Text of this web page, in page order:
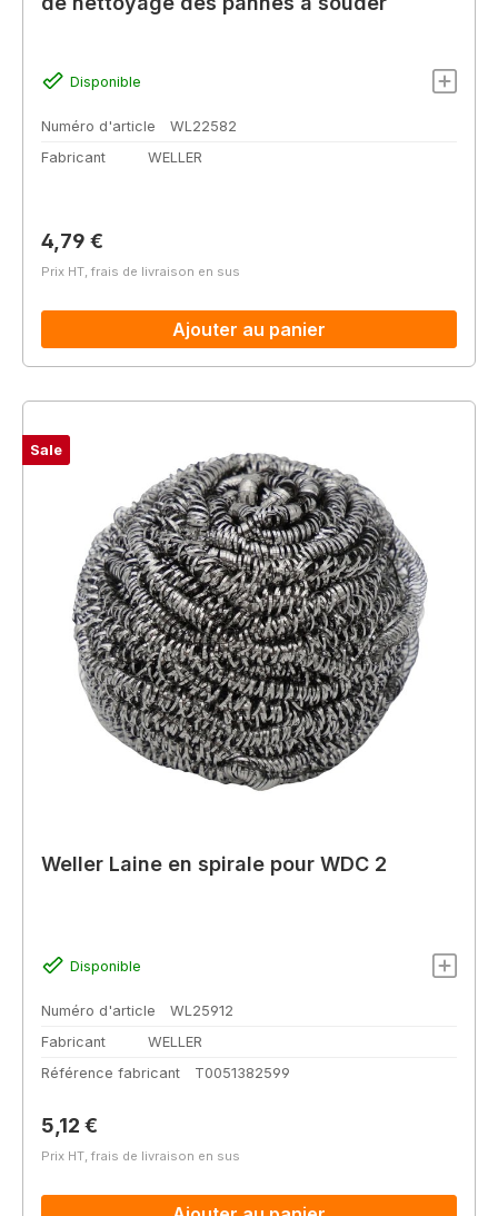
Disponible
Numéro d'article
WL22582
Fabricant
WELLER
Prix régulier :
4,79 €
Prix HT, frais de livraison en sus
Ajouter au panier
Sale
Weller Laine en spirale pour WDC 2
Disponible
Numéro d'article
WL25912
Fabricant
WELLER
Référence fabricant
T0051382599
Prix régulier :
5,12 €
Prix HT, frais de livraison en sus